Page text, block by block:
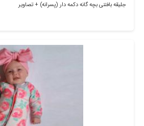
جلیقه بافتنی بچه گانه دکمه دار (پسرانه) + تصاویر